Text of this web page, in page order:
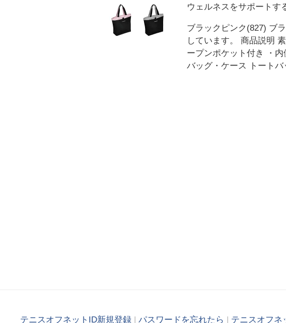
ウェルネスをサポートす
ブラックピンク(827) ブ
しています。 商品説明
ープンポケット付き ・
バッグ・ケース トート
テニスオフネットID新規登録 パスワードを忘れたら テニスオフネ